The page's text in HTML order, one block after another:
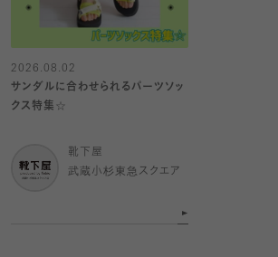
2026.08.02
サンダルに合わせられるパーツソッ
クス特集☆
靴下屋
武蔵小杉東急スクエア